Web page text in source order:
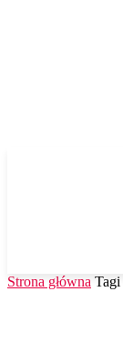
Strona główna Tagi